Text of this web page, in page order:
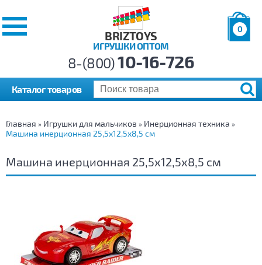
BRIZTOYS
ИГРУШКИ ОПТОМ
0
р.
8-(800)10-16-726
Каталог товаров
Главная » Игрушки для мальчиков » Инерционная техника »
Машина инерционная 25,5х12,5х8,5 см
Машина инерционная 25,5х12,5х8,5 см